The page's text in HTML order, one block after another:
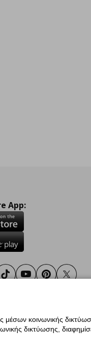
App:
TikTokYoutubePinterestTwitter
Πολιτική Προσωπικών
μέσων κοινωνικής
δικτύωσης,